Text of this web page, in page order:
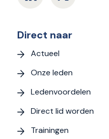
Direct naar
Actueel
Onze leden
Ledenvoordelen
Direct lid worden
Trainingen